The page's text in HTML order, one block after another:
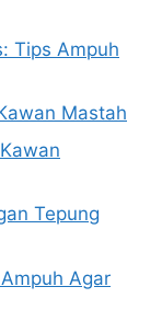
Tips Ampuh
Mastah
Tepung
Agar